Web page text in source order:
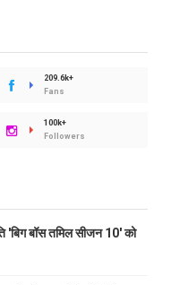
209.6k+
Fans
100k+
Followers
'बिग बॉस तमिल सीजन 10' को